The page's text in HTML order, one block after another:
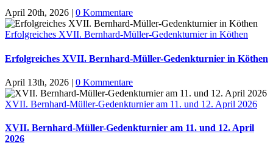
April 20th, 2026 | 0 Kommentare
Erfolgreiches XVII. Bernhard-Müller-Gedenkturnier in Köthen
Erfolgreiches XVII. Bernhard-Müller-Gedenkturnier in Köthen
April 13th, 2026 | 0 Kommentare
XVII. Bernhard-Müller-Gedenkturnier am 11. und 12. April 2026
XVII. Bernhard-Müller-Gedenkturnier am 11. und 12. April
2026